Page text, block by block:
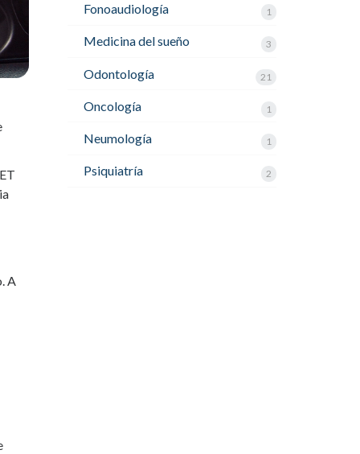
A
Fonoaudiología 1
Medicina del sueño 3
Odontología 21
Oncología 1
Neumología 1
Psiquiatría 2